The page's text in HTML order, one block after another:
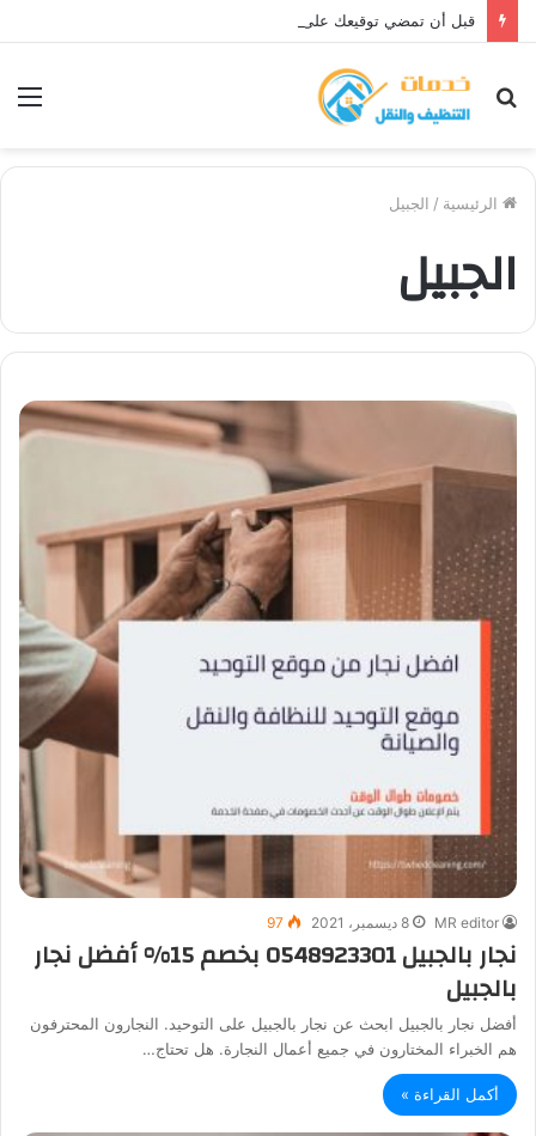
قبل أن تمضي توقيعك على عقد الزواج — 7 أشياء يجب أن تعرفها
بحث
الرئيسية / الجبيل
الجبيل
MR editor 8 ديسمبر، 2021 97
نجار بالجبيل 0548923301 بخصم 15% أفضل نجار
بالجبيل
أفضل نجار بالجبيل ابحث عن نجار بالجبيل على التوحيد. النجارون المحترفون
هم الخبراء المختارون في جميع أعمال النجارة. هل تحتاج…
أكمل القراءة »